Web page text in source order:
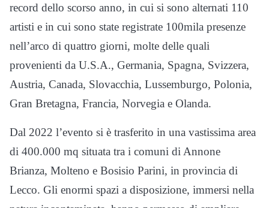
record dello scorso anno, in cui si sono alternati 110
artisti e in cui sono state registrate 100mila presenze
nell’arco di quattro giorni, molte delle quali
provenienti da U.S.A., Germania, Spagna, Svizzera,
Austria, Canada, Slovacchia, Lussemburgo, Polonia,
Gran Bretagna, Francia, Norvegia e Olanda.
Dal 2022 l’evento si è trasferito in una vastissima area
di 400.000 mq situata tra i comuni di Annone
Brianza, Molteno e Bosisio Parini, in provincia di
Lecco. Gli enormi spazi a disposizione, immersi nella